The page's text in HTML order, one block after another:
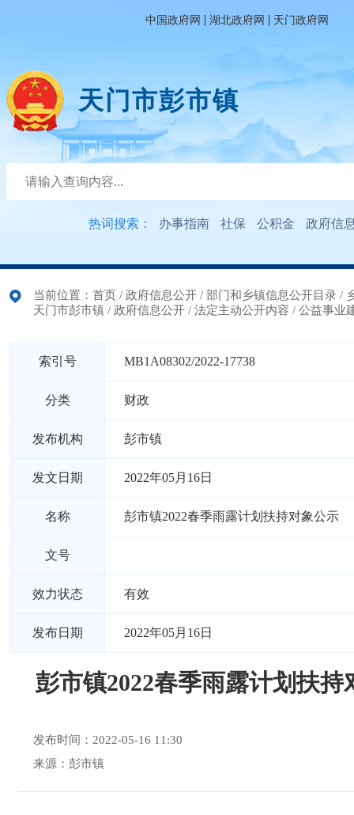
中国政府网 | 湖北政府网 | 天门政府网
天门市彭市镇
热词搜索： 办事指南 社保 公积金 政府信
当前位置： 首页 / 政府信息公开 / 部门和乡镇信息公开目录 /
天门市彭市镇 / 政府信息公开 / 法定主动公开内容 / 公益事业
索引号 MB1A08302/2022-17738
分类 财政
发布机构 彭市镇
发文日期 2022年05月16日
名称 彭市镇2022春季雨露计划扶持对象公示
文号
效力状态 有效
发布日期 2022年05月16日
彭市镇2022春季雨露计划扶持
发布时间：2022-05-16 11:30
来源：彭市镇